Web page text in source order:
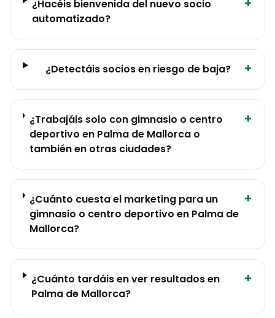
¿Hacéis bienvenida del nuevo socio
automatizado?
¿Detectáis socios en riesgo de baja? +
¿Trabajáis solo con gimnasio o centro
deportivo en Palma de Mallorca o
también en otras ciudades?
+
¿Cuánto cuesta el marketing para un
gimnasio o centro deportivo en Palma de
Mallorca?
+
¿Cuánto tardáis en ver resultados en
Palma de Mallorca?
+